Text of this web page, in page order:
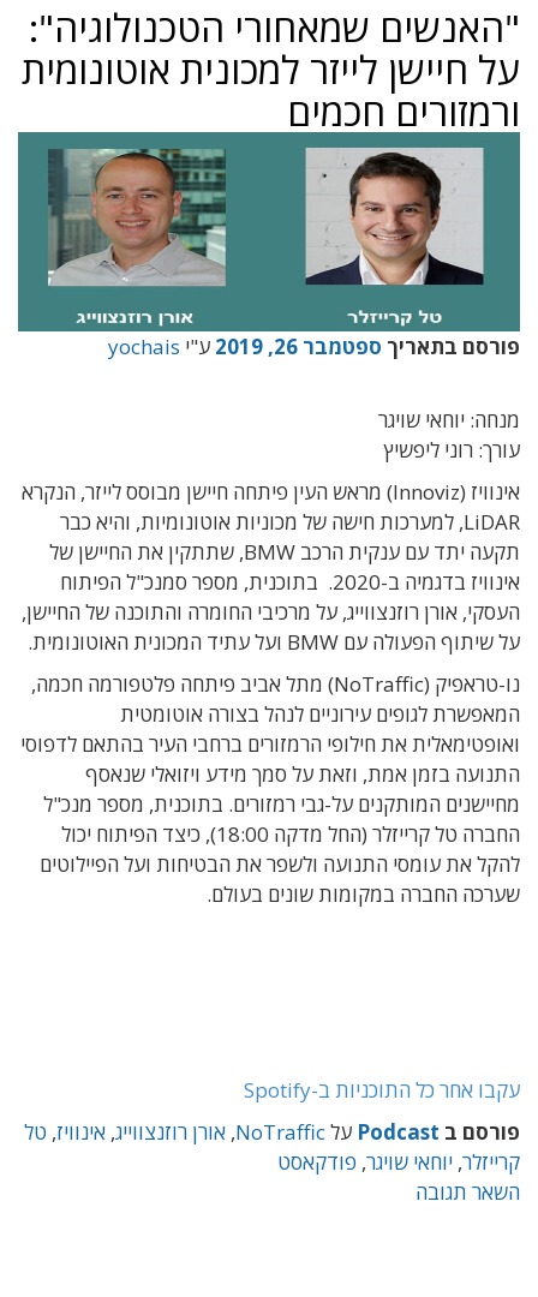
"האנשים שמאחורי הטכנולוגיה":
על חיישן לייזר למכונית אוטונומית
ורמזורים חכמים
פורסם בתאריך ספטמבר 26, 2019 ע"י yochais
מנחה: יוחאי שויגר
עורך: רוני ליפשיץ
אינוויז (Innoviz) מראש העין פיתחה חיישן מבוסס לייזר, הנקרא
LiDAR, למערכות חישה של מכוניות אוטונומיות, והיא כבר
תקעה יתד עם ענקית הרכב BMW, שתתקין את החיישן של
אינוויז בדגמיה ב-2020. בתוכנית, מספר סמנכ"ל הפיתוח
העסקי, אורן רוזנצווייג, על מרכיבי החומרה והתוכנה של החיישן,
על שיתוף הפעולה עם BMW ועל עתיד המכונית האוטונומית.
נו-טראפיק (NoTraffic) מתל אביב פיתחה פלטפורמה חכמה,
המאפשרת לגופים עירוניים לנהל בצורה אוטומטית
ואופטימאלית את חילופי הרמזורים ברחבי העיר בהתאם לדפוסי
התנועה בזמן אמת, וזאת על סמך מידע ויזואלי שנאסף
מחיישנים המותקנים על-גבי רמזורים. בתוכנית, מספר מנכ"ל
החברה טל קרייזלר (החל מדקה 18:00), כיצד הפיתוח יכול
להקל את עומסי התנועה ולשפר את הבטיחות ועל הפיילוטים
שערכה החברה במקומות שונים בעולם.
עקבו אחר כל התוכניות ב-Spotify
פורסם ב Podcast עלNoTraffic
, אורן רוזנצווייג, אינוויז, טל
קרייזלר, יוחאי שויגר, פודקאסט
השאר תגובה